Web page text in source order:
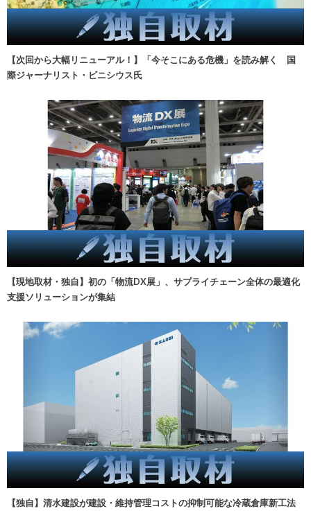
【次回から大幅リニューアル！】「今そこにある危機」を読み解く 国
際ジャーナリスト・ビニシウス氏
【現地取材・独自】初の「物流DX展」、サプライチェーン全体の最適化
支援ソリューションが集結
【独自】清水建設が建設・維持管理コストの抑制可能な冷蔵倉庫新工法